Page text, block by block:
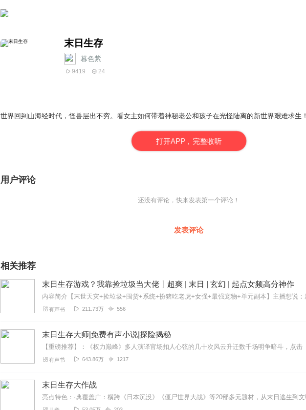
末日生存
暮色紫
9419 24
世界回到山海经时代，怪兽层出不穷。看女主如何带着神秘老公和孩子在光怪陆离的新世界艰难求生！
打开APP，完整收听
用户评论
还没有评论，快来发表第一个评论！
发表评论
相关推荐
末日生存游戏？我靠捡垃圾当大佬丨超爽 | 末日 | 玄幻 | 起点女频高分神作
有声书 211.73万 556
末日生存大师|免费有声小说|探险揭秘
有声书 643.86万 1217
末日生存大作战